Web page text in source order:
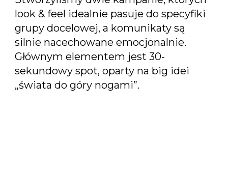
look & feel idealnie pasuje do specyfiki
grupy docelowej, a komunikaty są
silnie nacechowane emocjonalnie.
Głównym elementem jest 30-
sekundowy spot, oparty na big idei
„świata do góry nogami”.